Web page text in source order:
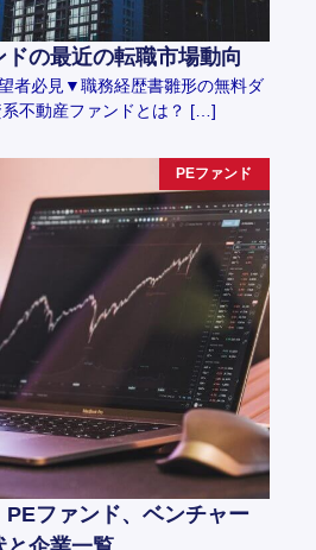
の最近の転職市場動向
者必見▼職務経歴書雛形の無料ダ
不動産ファンドとは？ […]
PEファンド
ファンド、ベンチャー